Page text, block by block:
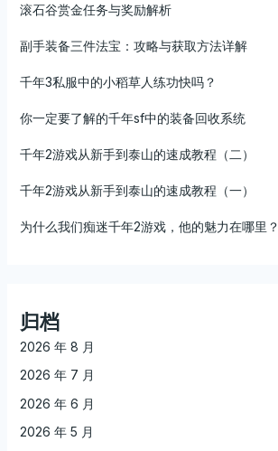
滚石谷赏金任务与奖励解析
副手装备三件法宝：攻略与获取方法详解
千年3私服中的小稻草人练功快吗？
你一定要了解的千年sf中的装备回收系统
千年2游戏从新手到泰山的速成教程（二）
千年2游戏从新手到泰山的速成教程（一）
为什么我们痴迷千年2游戏，他的魅力在哪里？
归档
2026 年 8 月
2026 年 7 月
2026 年 6 月
2026 年 5 月